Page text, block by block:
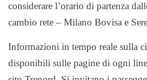
considerare l’orario di partenza
cambio rete – Milano Bovisa e
Informazioni in tempo reale sulla
disponibili sulle pagine di ogni